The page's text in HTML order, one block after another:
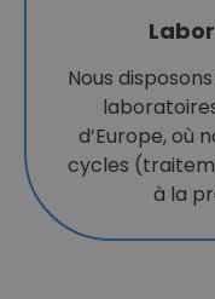
Nous
d’Europe, où
cycles
à la